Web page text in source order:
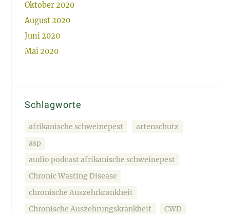
Oktober 2020
August 2020
Juni 2020
Mai 2020
Schlagworte
afrikanische schweinepest
artenschutz
asp
audio podcast afrikanische schweinepest
Chronic Wasting Disease
chronische Auszehrkrankheit
Chronische Auszehrungskrankheit
CWD